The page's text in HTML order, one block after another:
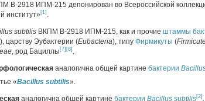
В-2918 ИПМ-215 депонирован во Всероссийской
институт»[1] .
subtilis ВКПМ В-2918 ИПМ-215, как и прочие штаммы
), царству Эубактерии (Eubacteria), типу Фирмикуты (
, род Бациллы [7] [8] .
аналогична общей картине бактерии
«Bacillus subtilis».
аналогична общей картине бактерии Bacillus subtilis[2] .